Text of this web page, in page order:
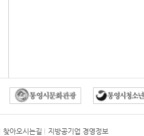
찾아오시는길 지방공기업 경영정보